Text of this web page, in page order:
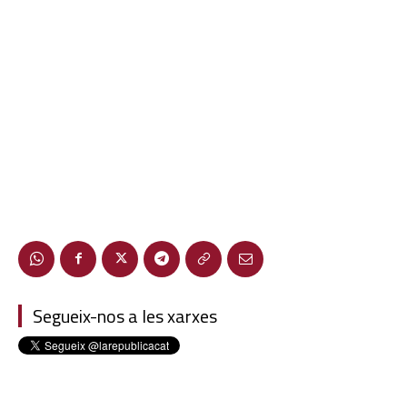
Segueix-nos a les xarxes